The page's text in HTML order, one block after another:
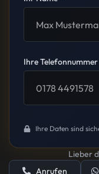
Ihre Telefonnummer
Ihre Daten sind
Lieber
Anrufen